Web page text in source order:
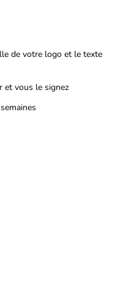
de votre logo et le texte
et vous le signez